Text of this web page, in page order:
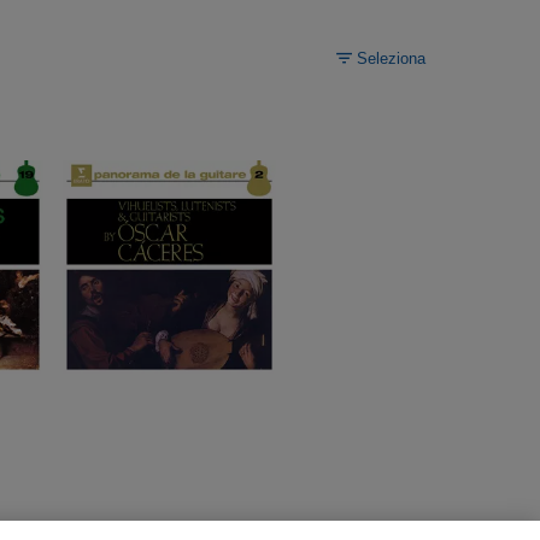
Seleziona